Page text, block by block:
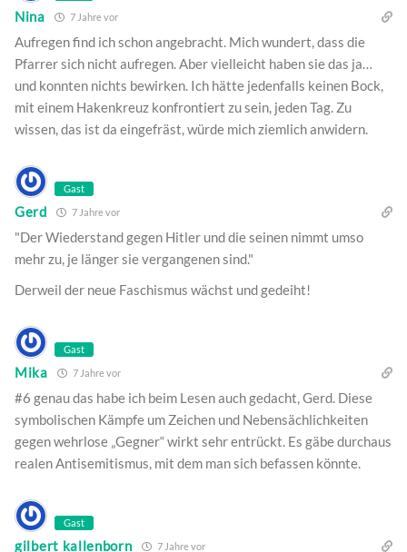
Nina 7 Jahre vor
Aufregen find ich schon angebracht. Mich wundert, dass die
Pfarrer sich nicht aufregen. Aber vielleicht haben sie das ja…
und konnten nichts bewirken. Ich hätte jedenfalls keinen Bock,
mit einem Hakenkreuz konfrontiert zu sein, jeden Tag. Zu
wissen, das ist da eingefräst, würde mich ziemlich anwidern.
Gast
Gerd 7 Jahre vor
"Der Wiederstand gegen Hitler und die seinen nimmt umso
mehr zu, je länger sie vergangenen sind."
Derweil der neue Faschismus wächst und gedeiht!
Gast
Mika 7 Jahre vor
#6 genau das habe ich beim Lesen auch gedacht, Gerd. Diese
symbolischen Kämpfe um Zeichen und Nebensächlichkeiten
gegen wehrlose „Gegner“ wirkt sehr entrückt. Es gäbe durchaus
realen Antisemitismus, mit dem man sich befassen könnte.
Gast
gilbert kallenborn 7 Jahre vor